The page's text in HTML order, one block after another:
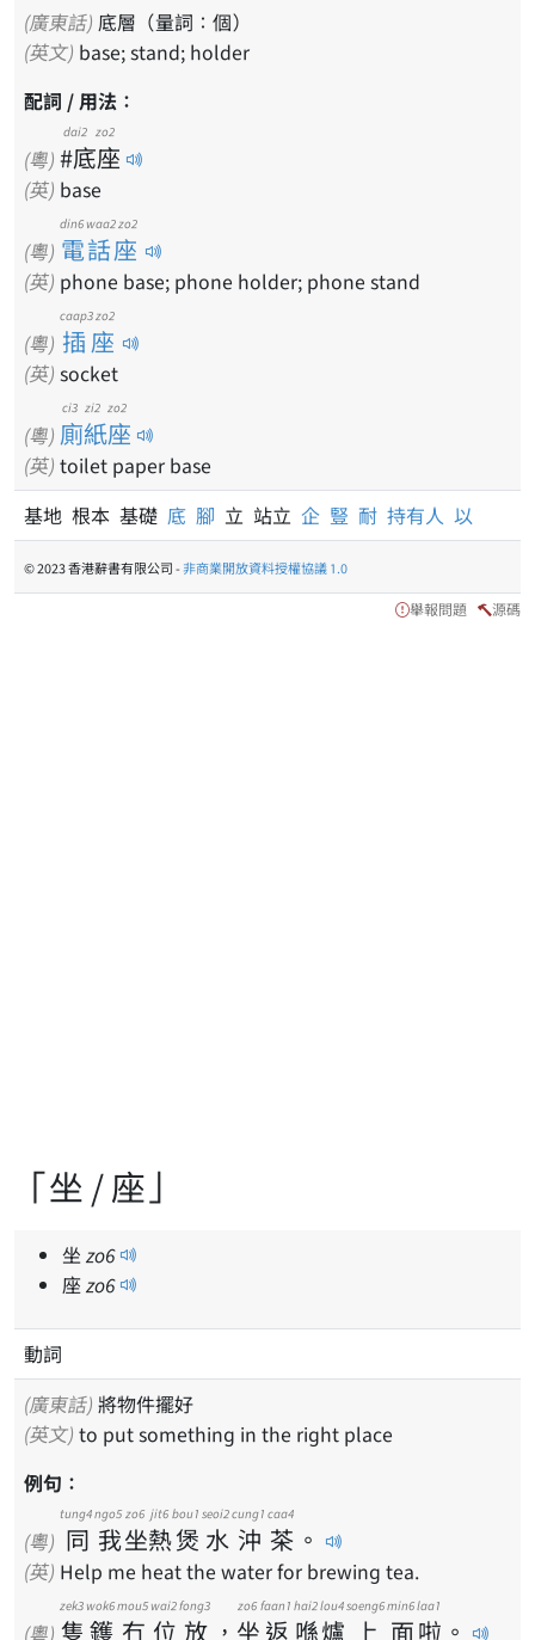
(廣東話) 底層（量詞：個）
(英文) base; stand; holder
配詞 / 用法：
(粵) #底座
dai2 zo2
(英) base
(粵) 電話座
din6 waa2 zo2
(英) phone base; phone holder; phone stand
(粵) 插座
caap3 zo2
(英) socket
(粵) 廁紙座
ci3 zi2 zo2
(英) toilet paper base
基地 根本 基礎 底 腳 立 站立 企 豎 耐 持有人 以
© 2023 香港辭書有限公司 -非商業開放資料授權協議 1.0
舉報問題 源碼
「坐 / 座」
坐 zo6
座zo6
動詞
(廣東話) 將物件擺好
(英文) to put something in the right place
例句：
(粵) 同
tung4
我
ngo5
坐
zo6
熱
jit6
煲
bou1
水
seoi2
沖
cung1
茶
caa4
。
(英) Help me heat the water for brewing tea.
(粵) 隻
zek3
鑊
wok6
冇
mou5
位
wai2
放
fong3
， 坐
zo6
返
faan1
喺
hai2
爐
lou4
上
soeng6
面
min6
啦
laa1
。